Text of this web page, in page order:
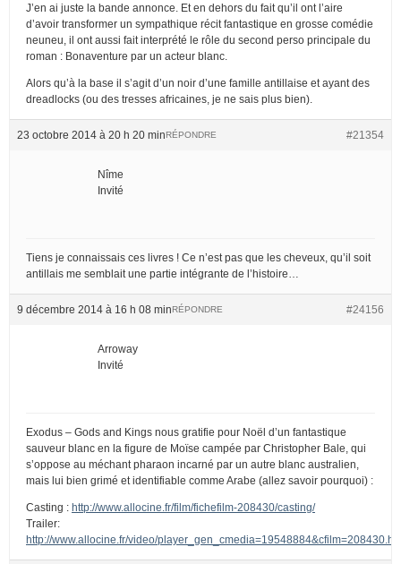
J’en ai juste la bande annonce. Et en dehors du fait qu’il ont l’aire
d’avoir transformer un sympathique récit fantastique en grosse comédie
neuneu, il ont aussi fait interprété le rôle du second perso principale du
roman : Bonaventure par un acteur blanc.
Alors qu’à la base il s’agit d’un noir d’une famille antillaise et ayant des
dreadlocks (ou des tresses africaines, je ne sais plus bien).
23 octobre 2014 à 20 h 20 min #21354
RÉPONDRE
Nîme
Invité
Tiens je connaissais ces livres ! Ce n’est pas que les cheveux, qu’il soit
antillais me semblait une partie intégrante de l’histoire…
9 décembre 2014 à 16 h 08 min #24156
RÉPONDRE
Arroway
Invité
Exodus – Gods and Kings nous gratifie pour Noël d’un fantastique
sauveur blanc en la figure de Moïse campée par Christopher Bale, qui
s’oppose au méchant pharaon incarné par un autre blanc australien,
mais lui bien grimé et identifiable comme Arabe (allez savoir pourquoi) :
Casting : http://www.allocine.fr/film/fichefilm-208430/casting/
Trailer:
http://www.allocine.fr/video/